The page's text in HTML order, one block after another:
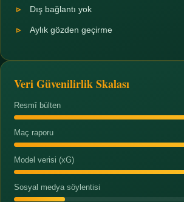
Dış bağlantı yok
Aylık gözden geçirme
Veri Güvenilirlik Skalası
Resmî bülten
Maç raporu
Model verisi (xG)
Sosyal medya söylentisi